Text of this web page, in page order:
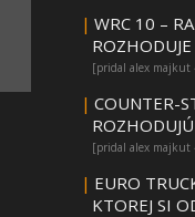
| WRC 10 –
[pridal alex majkut
| COUNTER-
[pridal alex majkut
| EURO
KTOREJ SI